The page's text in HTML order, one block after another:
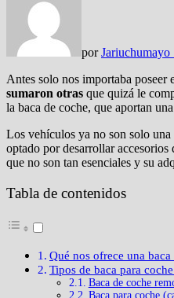
porJariuchumayo
Antes solo nos importaba
sumaron otras que quizá le
la baca de coche, que aportan
Los vehículos ya no son solo una
optado por desarrollar
que no son tan esenciales y su
Tabla de contenidos
Qué nos ofrece una baca
Tipos de baca para
Baca de coche
Baca para coche